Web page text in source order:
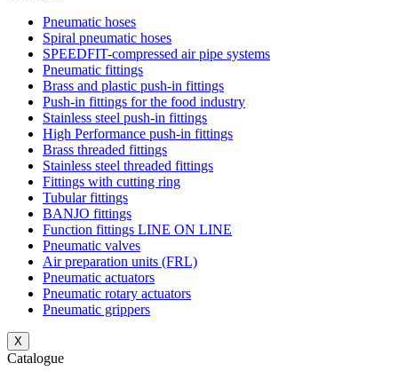
Pneumatic hoses
Spiral pneumatic hoses
SPEEDFIT-compressed air pipe systems
Pneumatic fittings
Brass and plastic push-in fittings
Push-in fittings for the food industry
Stainless steel push-in fittings
High Performance push-in fittings
Brass threaded fittings
Stainless steel threaded fittings
Fittings with cutting ring
Tubular fittings
BANJO fittings
Function fittings LINE ON LINE
Pneumatic valves
Air preparation units (FRL)
Pneumatic actuators
Pneumatic rotary actuators
Pneumatic grippers
X
Catalogue